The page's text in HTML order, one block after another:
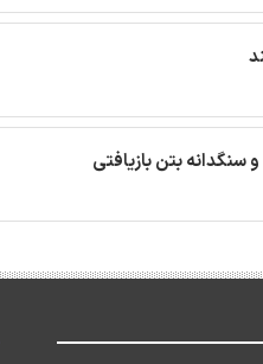
سنگدانه بتن بازیافتی